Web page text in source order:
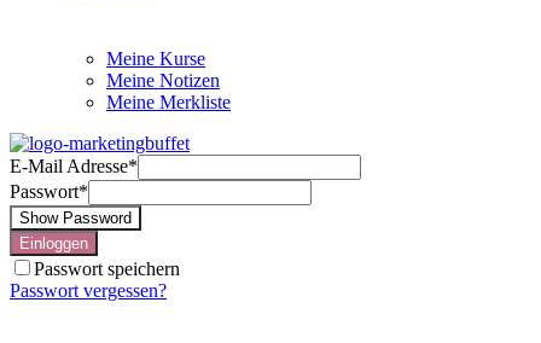
Meine Kurse
Meine Notizen
Meine Merkliste
E-Mail Adresse*
Passwort*
Show Password
Einloggen
Passwort speichern
Passwort vergessen?